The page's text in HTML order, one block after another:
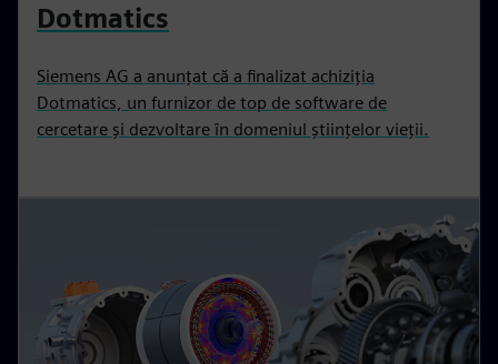
Dotmatics
Siemens AG a anunțat că a finalizat achiziția
Dotmatics, un furnizor de top de software de
cercetare și dezvoltare în domeniul științelor vieții.